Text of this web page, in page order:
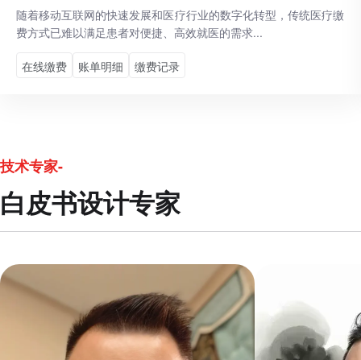
随着移动互联网的快速发展和医疗行业的数字化转型，传统医疗缴
费方式已难以满足患者对便捷、高效就医的需求...
在线缴费 账单明细 缴费记录
技术专家-
白皮书设计专家